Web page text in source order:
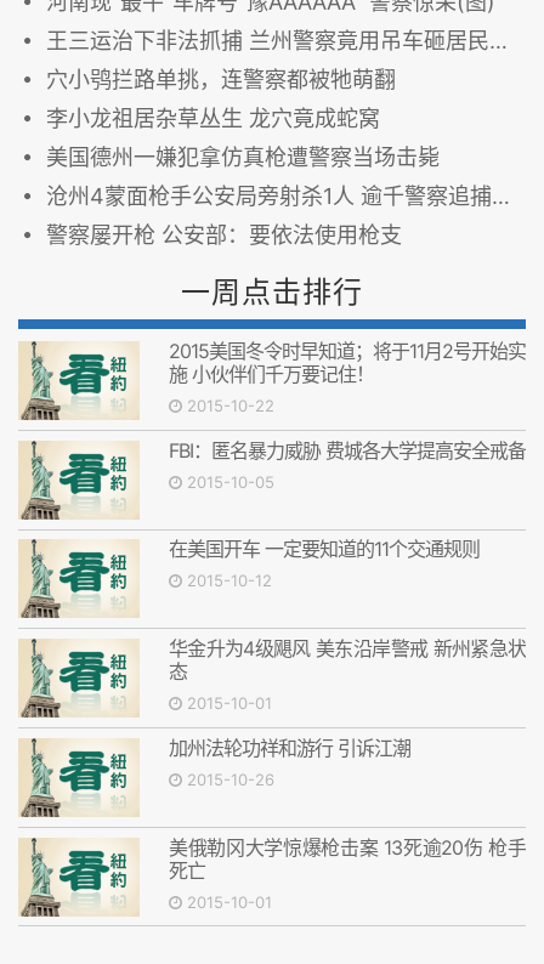
王三运治下非法抓捕 兰州警察竟用吊车砸居民楼窗户
穴小鸮拦路单挑，连警察都被牠萌翻
李小龙祖居杂草丛生 龙穴竟成蛇窝
美国德州一嫌犯拿仿真枪遭警察当场击毙
沧州4蒙面枪手公安局旁射杀1人 逾千警察追捕未获
警察屡开枪 公安部：要依法使用枪支
一周点击排行
2015美国冬令时早知道；将于11月2号开始实
施 小伙伴们千万要记住！
2015-10-22
FBI：匿名暴力威胁 费城各大学提高安全戒备
2015-10-05
在美国开车 一定要知道的11个交通规则
2015-10-12
华金升为4级飓风 美东沿岸警戒 新州紧急状
态
2015-10-01
加州法轮功祥和游行 引诉江潮
2015-10-26
美俄勒冈大学惊爆枪击案 13死逾20伤 枪手
死亡
2015-10-01